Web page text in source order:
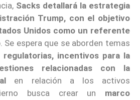
Sacks detallará la estrategia
Trump, con el objetivo
Unidos como un referente
. Se espera que se aborden temas
regulatorias, incentivos para la
relacionadas con la
en relación a los activos
busca crear un marco